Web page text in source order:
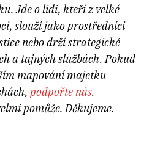
Jde o lidi, kteří z velké
slouží jako prostředníci
nebo drží strategické
a tajných službách. Pokud
mapování majetku
podpořte nás.
pomůže. Děkujeme.